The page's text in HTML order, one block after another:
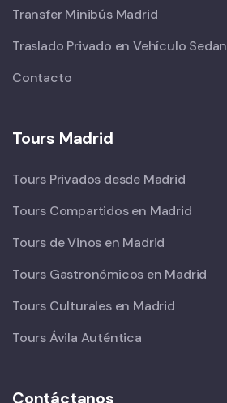
Transfer Minibús Madrid
Traslado Privado en Vehículo Sedan
Contacto
Tours Madrid
Tours Privados desde Madrid
Tours Compartidos en Madrid
Tours de Vinos en Madrid
Tours Gastronómicos en Madrid
Tours Culturales en Madrid
Tours Ávila Auténtica
Contáctanos